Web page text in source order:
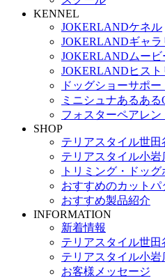
KENNEL
JOKERLANDケネル
JOKERLANDギャラ
JOKERLANDムービ
JOKERLANDヒスト
ドッグショーサポー
ミニシュナあるある
フォスターペアレン
SHOP
テリアスタイル世田
テリアスタイル小岩
トリミング・ドッ
おすすめのカットパ
おすすめ製品紹介
INFORMATION
新着情報
テリアスタイル世田
テリアスタイル小岩
お客様メッセージ